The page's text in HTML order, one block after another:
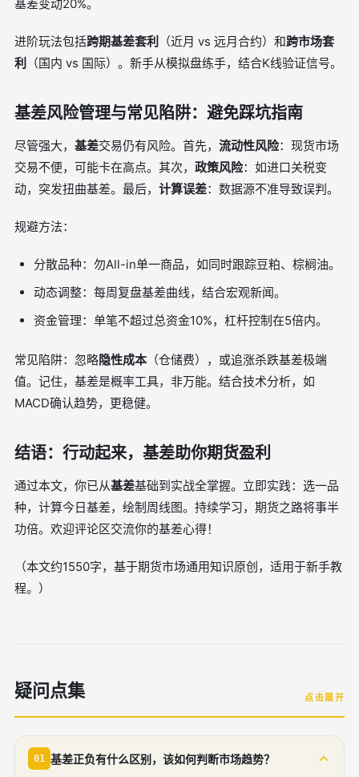
基差变动20%。
进阶玩法包括跨期基差套利 （近月 vs 远月合约）和跨市场套
利
（国内 vs 国际）。新手从模拟盘练手，结合K线验证信号。
基差风险管理与常见陷阱：避免踩坑指南
尽管强大， 基差交易仍有风险。首先， 流动性风险：现货市场
交易不便，可能卡在高点。其次， 政策风险：如进口关税变
动，突发扭曲基差。最后， 计算误差：数据源不准导致误判。
规避方法：
分散品种：勿All-in单一商品，如同时跟踪豆粕、棕榈油。
动态调整：每周复盘基差曲线，结合宏观新闻。
资金管理：单笔不超过总资金10%，杠杆控制在5倍内。
常见陷阱：忽略隐性成本 （仓储费），或追涨杀跌基差极端
值。记住，基差是概率工具，非万能。结合技术分析，如
MACD确认趋势，更稳健。
结语：行动起来，基差助你期货盈利
通过本文，你已从基差基础到实战全掌握。立即实践：选一品
种，计算今日基差，绘制周线图。持续学习，期货之路将事半
功倍。欢迎评论区交流你的基差心得！
（本文约1550字，基于期货市场通用知识原创，适用于新手教
程。）
疑问点集 点击展开
01 基差正负有什么区别，该如何判断市场趋势？